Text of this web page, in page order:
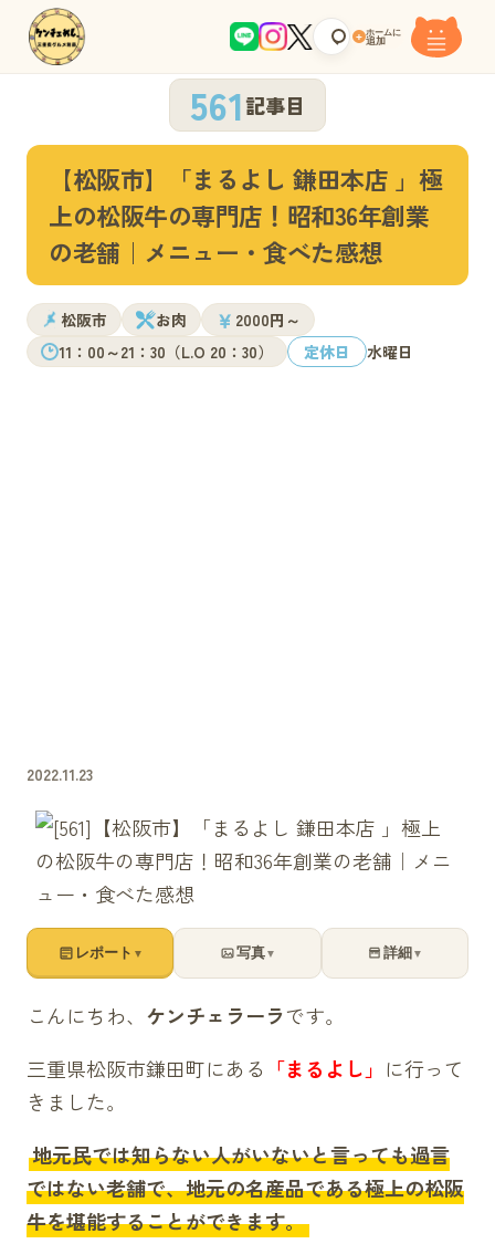
+ ホームに
追加
561記事目
【松阪市】「まるよし 鎌田本店 」極
上の松阪牛の専門店！昭和36年創業
の老舗｜メニュー・食べた感想
松阪市 お肉 ￥ 2000円～
11：00～21：30（L.O 20：30）
定休日 水曜日
2022.11.23
レポート ▼ 写真▼ 詳細 ▼
こんにちわ、 ケンチェラーラです。
三重県松阪市鎌田町にある 「まるよし」 に行って
きました。
地元民では知らない人がいないと言っても過言
ではない老舗で、地元の名産品である極上の松阪
牛を堪能することができます。